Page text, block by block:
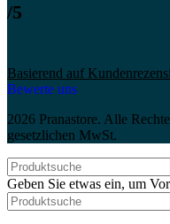
/5
Basierend auf
Bewerte uns
2026 Pranastore. Alle
gesetzlichen MwSt.
Geben Sie etwas ein, um